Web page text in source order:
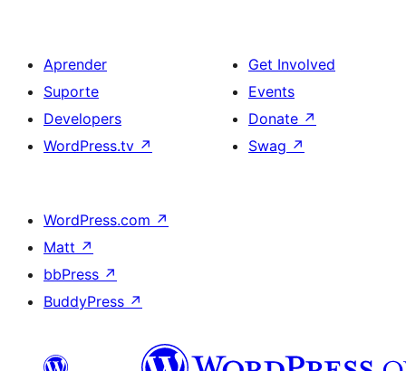
Aprender
Suporte
Developers
WordPress.tv ↗
Get Involved
Events
Donate ↗
Swag ↗
WordPress.com ↗
Matt ↗
bbPress ↗
BuddyPress ↗